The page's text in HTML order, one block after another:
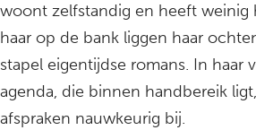
woont zelfstandig en heeft weinig
haar op de bank liggen haar
stapel eigentijdse romans. In haar
agenda, die binnen handbereik
afspraken nauwkeurig bij.